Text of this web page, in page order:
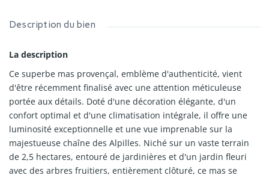
Description du bien
La description
Ce superbe mas provençal, emblème d'authenticité, vient
d'être récemment finalisé avec une attention méticuleuse
portée aux détails. Doté d'une décoration élégante, d'un
confort optimal et d'une climatisation intégrale, il offre une
luminosité exceptionnelle et une vue imprenable sur la
majestueuse chaîne des Alpilles. Niché sur un vaste terrain
de 2,5 hectares, entouré de jardinières et d'un jardin fleuri
avec des arbres fruitiers, entièrement clôturé, ce mas se